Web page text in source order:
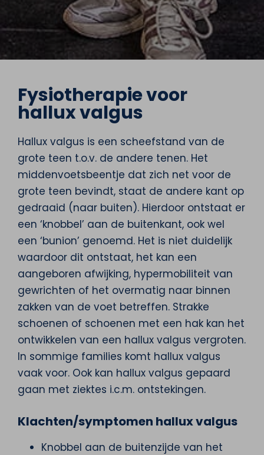
Fysiotherapie voor
hallux valgus
Hallux valgus is een scheefstand van de
grote teen t.o.v. de andere tenen. Het
middenvoetsbeentje dat zich net voor de
grote teen bevindt, staat de andere kant op
gedraaid (naar buiten). Hierdoor ontstaat er
een ‘knobbel’ aan de buitenkant, ook wel
een ‘bunion’ genoemd. Het is niet duidelijk
waardoor dit ontstaat, het kan een
aangeboren afwijking, hypermobiliteit van
gewrichten of het overmatig naar binnen
zakken van de voet betreffen. Strakke
schoenen of schoenen met een hak kan het
ontwikkelen van een hallux valgus vergroten.
In sommige families komt hallux valgus
vaak voor. Ook kan hallux valgus gepaard
gaan met ziektes i.c.m. ontstekingen.
Klachten/symptomen hallux valgus
Knobbel aan de buitenzijde van het